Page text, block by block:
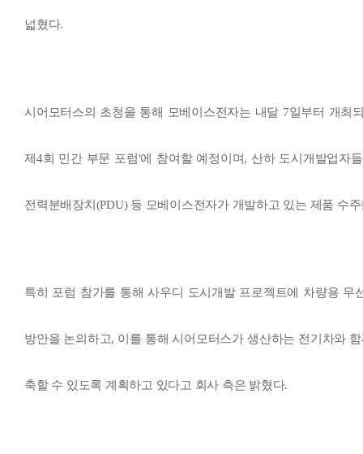
넓혔다.
시어모터스의 초청을 통해 모베이스전자는 내달 7일부터 개최
제4회 민간 부문 포럼'에 참여할 예정이며, 산하 도시개발업자
전력분배장치(PDU) 등 모베이스전자가 개발하고 있는 제품 수
특히 포럼 참가를 통해 사우디 도시개발 프로젝트에 차량용 무
방안을 논의하고, 이를 통해 시어모터스가 생산하는 전기차와
축할 수 있도록 계획하고 있다고 회사 측은 밝혔다.